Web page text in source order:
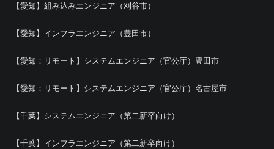
【愛知】組み込みエンジニア（刈谷市）
【愛知】インフラエンジニア（豊田市）
【愛知：リモート】システムエンジニア（官公庁）豊田市
【愛知：リモート】システムエンジニア（官公庁）名古屋市
【千葉】システムエンジニア（第二新卒向け）
【千葉】インフラエンジニア（第二新卒向け）